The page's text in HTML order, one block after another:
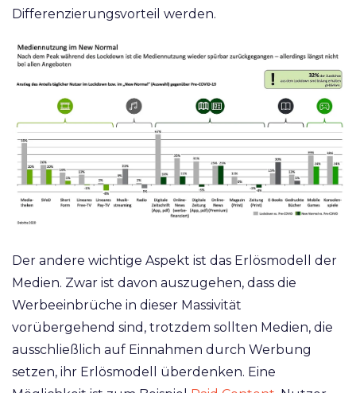
Differenzierungsvorteil werden.
Der andere wichtige Aspekt ist das Erlösmodell der
Medien. Zwar ist davon auszugehen, dass die
Werbeeinbrüche in dieser Massivität
vorübergehend sind, trotzdem sollten Medien, die
ausschließlich auf Einnahmen durch Werbung
setzen, ihr Erlösmodell überdenken. Eine